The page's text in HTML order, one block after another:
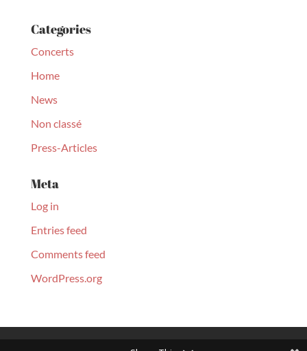
Categories
Concerts
Home
News
Non classé
Press-Articles
Meta
Log in
Entries feed
Comments feed
WordPress.org